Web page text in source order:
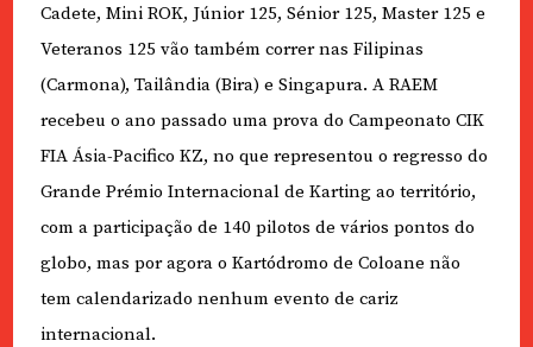
Cadete, Mini ROK, Júnior 125, Sénior 125, Master 125 e
Veteranos 125 vão também correr nas Filipinas
(Carmona), Tailândia (Bira) e Singapura. A RAEM
recebeu o ano passado uma prova do Campeonato CIK
FIA Ásia-Pacifico KZ, no que representou o regresso do
Grande Prémio Internacional de Karting ao território,
com a participação de 140 pilotos de vários pontos do
globo, mas por agora o Kartódromo de Coloane não
tem calendarizado nenhum evento de cariz
internacional.